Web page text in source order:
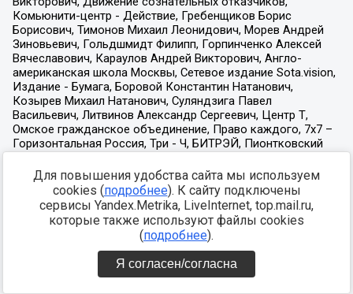
Для повышения удобства сайта мы используем
cookies (подробнее). К сайту подключены
сервисы Yandex.Metrika, LiveInternet, top.mail.ru,
которые также используют файлы cookies
(подробнее).
Я согласен/согласна